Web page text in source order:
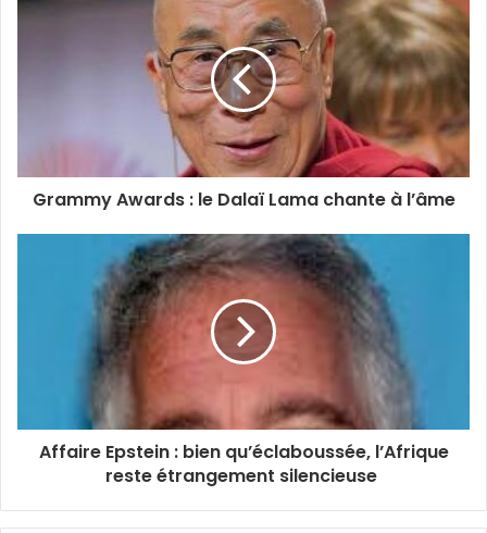
Grammy Awards : le Dalaï Lama chante à l’âme
Affaire Epstein : bien qu’éclaboussée, l’Afrique
reste étrangement silencieuse